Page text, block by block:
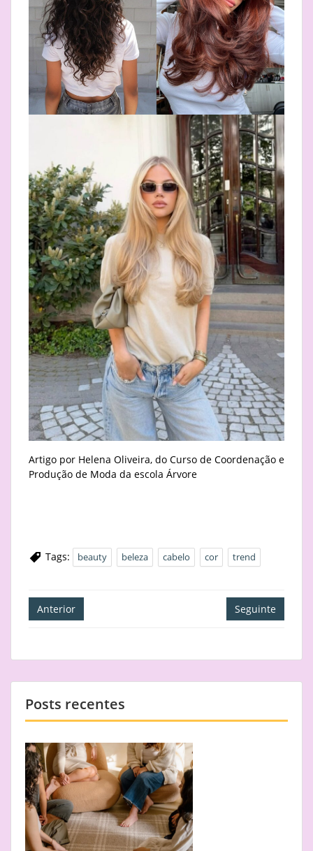
Artigo por Helena Oliveira, do Curso de Coordenação e
Produção de Moda da escola Árvore
Tags: beauty beleza cabelo cor trend
Navegação
de
Anterior Seguinte
Posts recentes